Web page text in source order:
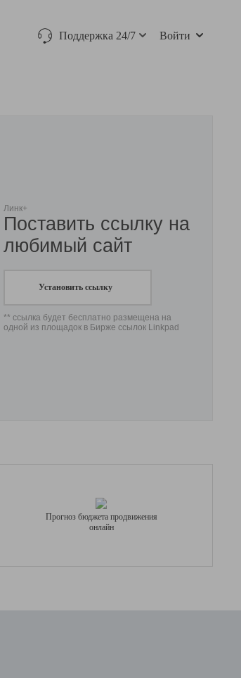
Поддержка 24/7 Войти
Линк+
Поставить ссылку на
любимый сайт
Установить ссылку
** ссылка будет бесплатно размещена на
одной из площадок в Бирже ссылок Linkpad
Прогноз бюджета продвижения
онлайн